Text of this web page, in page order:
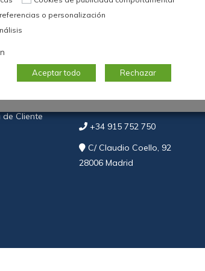
de Cliente
+34 915 752 750
C/ Claudio Coello, 92
28006 Madrid
o personalización
Aceptar todo Rechazar